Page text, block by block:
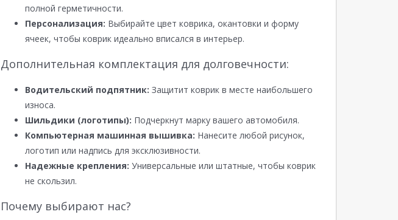
полной герметичности.
Персонализация: Выбирайте цвет коврика, окантовки и форму
ячеек, чтобы коврик идеально вписался в интерьер.
Дополнительная комплектация для долговечности:
Водительский подпятник: Защитит коврик в месте наибольшего
износа.
Шильдики (логотипы): Подчеркнут марку вашего автомобиля.
Компьютерная машинная вышивка: Нанесите любой рисунок,
логотип или надпись для эксклюзивности.
Надежные крепления: Универсальные или штатные, чтобы коврик
не скользил.
Почему выбирают нас?